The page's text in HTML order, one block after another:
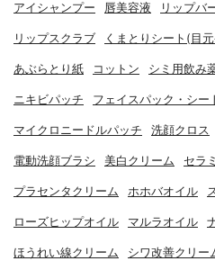
アイシャンプー 唇美容液 リップバ
リップスクラブ くまとりシート(目
あぶらとり紙 コットン シミ用飲み
ニキビパッチ フェイスパック・シー
マイクロニードルパッチ 洗顔クロス
電動洗顔ブラシ 美白クリーム セラ
プラセンタクリーム ホホバオイル
ローズヒップオイル マルラオイル
ほうれい線クリーム シワ改善クリー